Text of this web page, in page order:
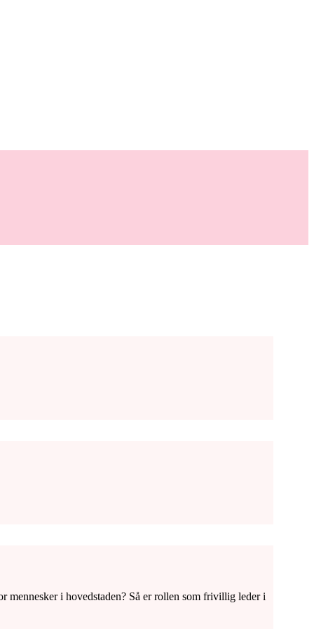
i hovedstaden? Så er rollen som frivillig leder i